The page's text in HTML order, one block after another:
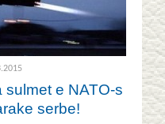
sulmet e NATO-s
serbe!